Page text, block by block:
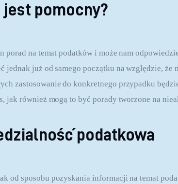
pomocny?
porad na temat podatków i może nam
jednak już od samego początku na względzie, że
zastosowanie do konkretnego przypadku
jak również mogą to być porady tworzone na
podatkowa
od sposobu pozyskania informacji na temat